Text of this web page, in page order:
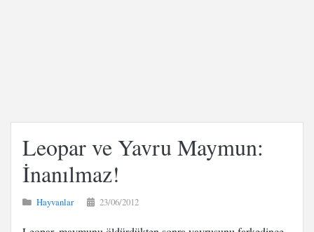
Leopar ve Yavru Maymun:
İnanılmaz!
Hayvanlar 23/06/2012